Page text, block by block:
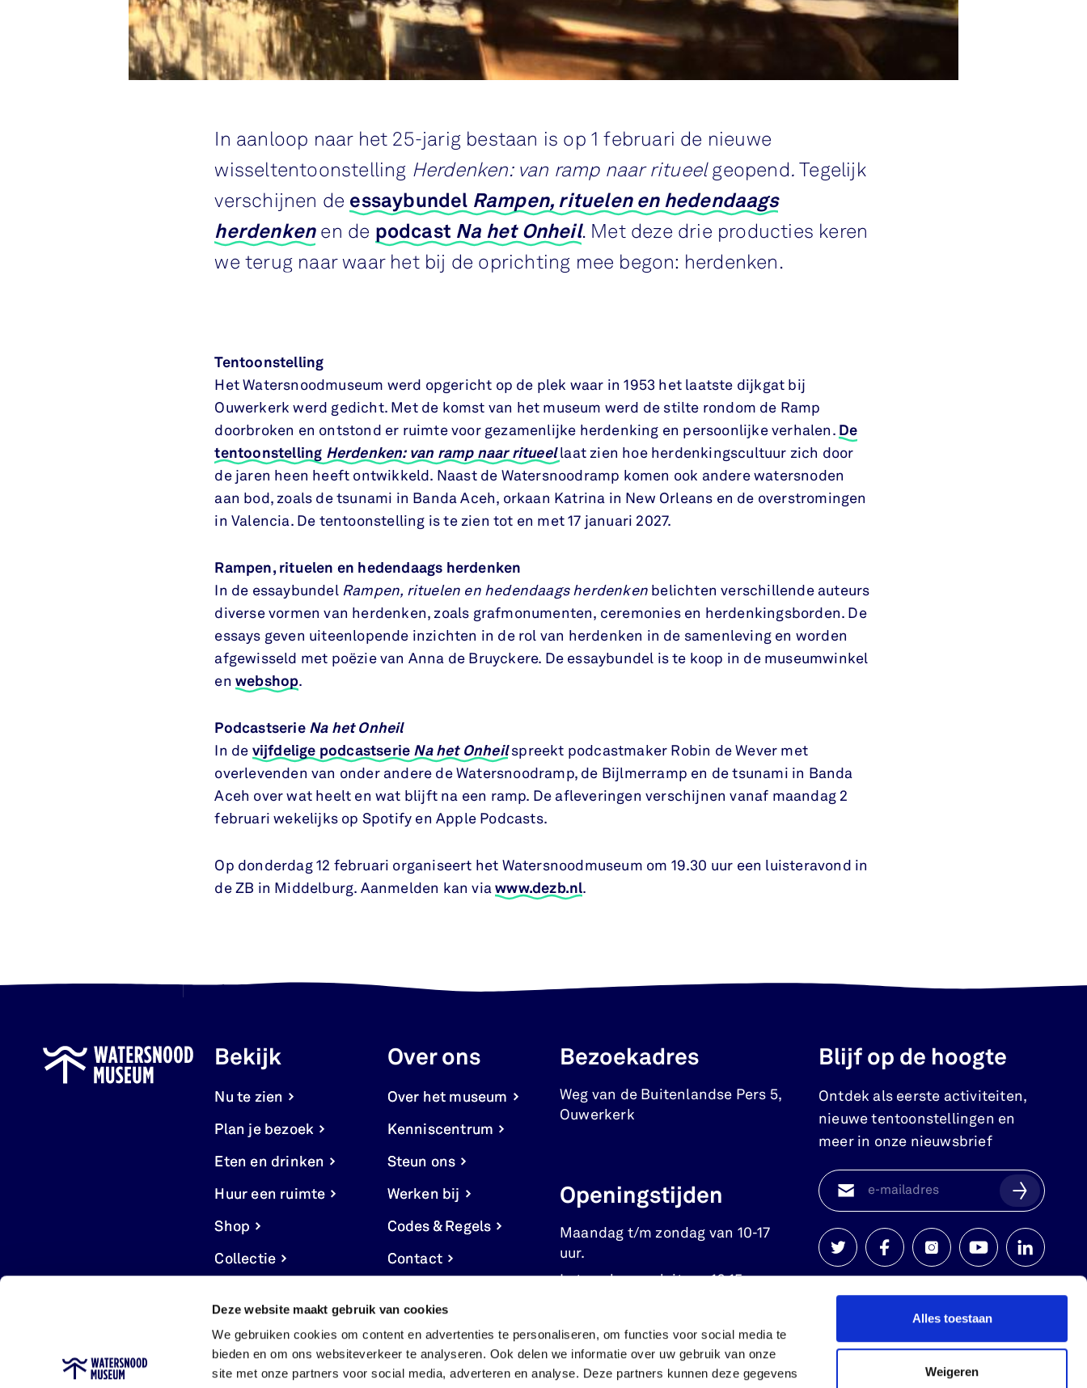
Deze website maakt gebruik van cookies
We gebruiken cookies om content en advertenties te personaliseren, om functies voor social media te
bieden en om ons websiteverkeer te analyseren. Ook delen we informatie over uw gebruik van onze
site met onze partners voor social media, adverteren en analyse. Deze partners kunnen deze gegevens
Alles toestaan
Weigeren
In aanloop naar het 25-jarig bestaan is op 1 februari de nieuwe
wisseltentoonstelling Herdenken: van ramp naar ritueel geopend .
Tegelijk
verschijnen de essaybundel Rampen, rituelen en hedendaags
herdenken en de podcast Na het Onheil. Met deze drie producties keren
we terug naar waar het bij de oprichting mee begon: herdenken.
Tentoonstelling
Het Watersnoodmuseum werd opgericht op de plek waar in 1953 het laatste dijkgat bij
Ouwerkerk werd gedicht. Met de komst van het museum werd de stilte rondom de Ramp
doorbroken en ontstond er ruimte voor gezamenlijke herdenking en persoonlijke verhalen. De
tentoonstelling Herdenken: van ramp naar ritueel laat zien hoe herdenkingscultuur zich door
de jaren heen heeft ontwikkeld. Naast de Watersnoodramp komen ook andere watersnoden
aan bod, zoals de tsunami in Banda Aceh, orkaan Katrina in New Orleans en de overstromingen
in Valencia. De tentoonstelling is te zien tot en met 17 januari 2027.
Rampen, rituelen en hedendaags herdenken
In de essaybundel Rampen, rituelen en hedendaags herdenkenbelichten verschillende auteurs
diverse vormen van herdenken, zoals grafmonumenten, ceremonies en herdenkingsborden. De
essays geven uiteenlopende inzichten in de rol van herdenken in de samenleving en worden
afgewisseld met poëzie van Anna de Bruyckere. De essaybundel is te koop in de museumwinkel
en webshop.
Podcastserie Na het Onheil
In de vijfdelige podcastserie Na het Onheilspreekt podcastmaker Robin de Wever met
overlevenden van onder andere de Watersnoodramp, de Bijlmerramp en de tsunami in Banda
Aceh over wat heelt en wat blijft na een ramp. De afleveringen verschijnen vanaf maandag 2
februari wekelijks op Spotify en Apple Podcasts.
Op donderdag 12 februari organiseert het Watersnoodmuseum om 19.30 uur een luisteravond in
de ZB in Middelburg. Aanmelden kan viawww.dezb.nl.
Bekijk
Nu te zien
Plan je bezoek
Eten en drinken
Huur een ruimte
Shop
Collectie
Over ons
Over het museum
Kenniscentrum
Steun ons
Werken bij
Codes & Regels
Contact
instellingen
Bezoekadres
Weg van de Buitenlandse Pers 5,
Ouwerkerk
Openingstijden
Maandag t/m zondag van 10-17
uur.
Let op: kassa sluit om 16.15 uur.
Blijf op de hoogte
Ontdek als eerste activiteiten,
nieuwe tentoonstellingen en
meer in onze nieuwsbrief
Watersnoodmuseum
Watersnoodmuseum
op
facebook
Watersnoodmuseum
op
instagram
op
youtube
op